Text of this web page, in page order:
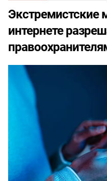
Экстремистские
интернете